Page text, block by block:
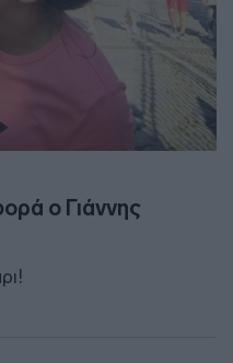
ο Γιάννης